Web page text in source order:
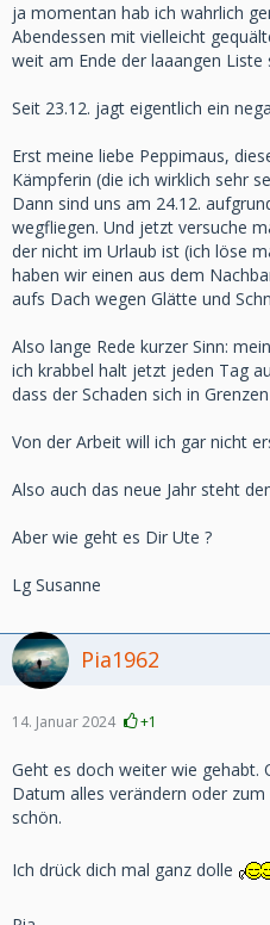
ja momentan hab ich wahrlich
Abendessen mit vielleicht
weit am Ende der laaangen Liste
Seit 23.12. jagt eigentlich ein
Erst meine liebe Peppimaus,
Kämpferin (die ich wirklich sehr
Dann sind uns am 24.12.
wegfliegen. Und jetzt versuche
der nicht im Urlaub ist (ich löse
haben wir einen aus dem
aufs Dach wegen Glätte und
Also lange Rede kurzer Sinn:
ich krabbel halt jetzt jeden Tag
dass der Schaden sich in Grenzen
Von der Arbeit will ich gar nicht
Also auch das neue Jahr steht
Aber wie geht es Dir Ute ?
Lg Susanne
Pia1962
14. Januar 2024 +1
Geht es doch weiter wie gehabt.
Datum alles verändern oder
schön.
Ich drück dich mal ganz dolle